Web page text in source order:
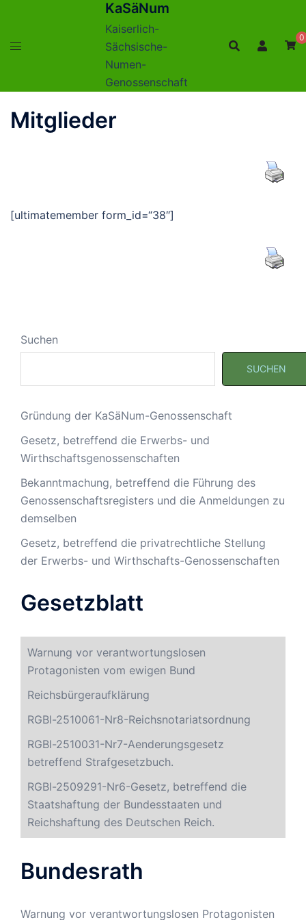
springen
KaSäNum
Kaiserlich-
Sächsische-
Numen-
Genossenschaft
0
Mitglieder
[ultimatemember form_id=“38″]
Suchen
SUCHEN
Gründung der KaSäNum-Genossenschaft
Gesetz, betreffend die Erwerbs- und
Wirthschaftsgenossenschaften
Bekanntmachung, betreffend die Führung des
Genossenschaftsregisters und die Anmeldungen zu
demselben
Gesetz, betreffend die privatrechtliche Stellung
der Erwerbs- und Wirthschafts-Genossenschaften
Gesetzblatt
Warnung vor verantwortungslosen
Protagonisten vom ewigen Bund
Reichsbürgeraufklärung
RGBl-2510061-Nr8-Reichsnotariatsordnung
RGBl-2510031-Nr7-Aenderungsgesetz
betreffend Strafgesetzbuch.
RGBl-2509291-Nr6-Gesetz, betreffend die
Staatshaftung der Bundesstaaten und
Reichshaftung des Deutschen Reich.
Bundesrath
Warnung vor verantwortungslosen Protagonisten